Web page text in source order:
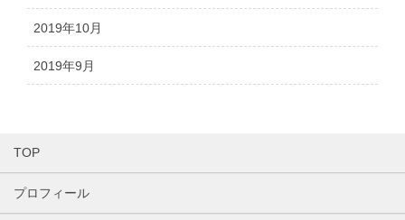
2019年10月
2019年9月
TOP
プロフィール